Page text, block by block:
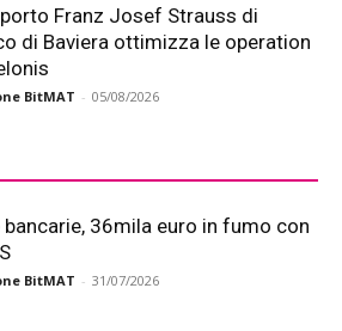
Franz Josef Strauss di
di Baviera ottimizza le operation
BitMAT - 05/08/2026
36mila euro in fumo con
BitMAT - 31/07/2026